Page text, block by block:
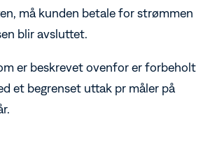
må kunden betale for strømmen
blir avsluttet.
er beskrevet ovenfor er forbeholt
et begrenset uttak pr måler på